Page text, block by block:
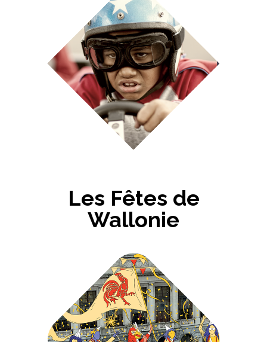
Les Fêtes de
Wallonie